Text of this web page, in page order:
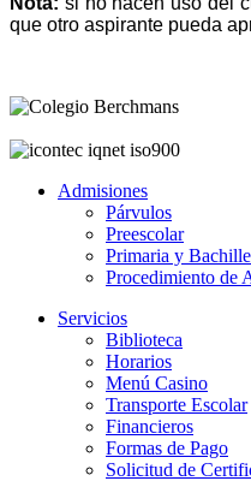
que otro aspirante pueda
Admisiones
Párvulos
Preescolar
Primaria y
Procedimiento de
Servicios
Biblioteca
Horarios
Menú Casino
Transporte Escolar
Financieros
Formas de Pago
Solicitud de